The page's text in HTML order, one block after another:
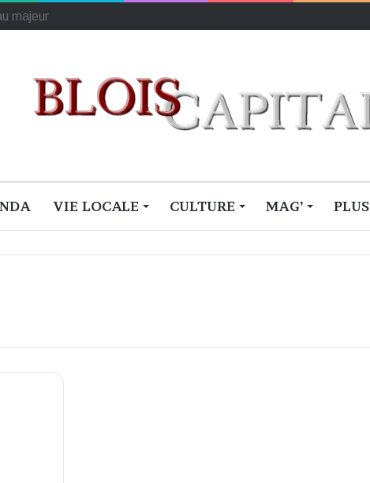
sous le feu des critiques
VIE LOCALE CULTURE MAG’ PLUS